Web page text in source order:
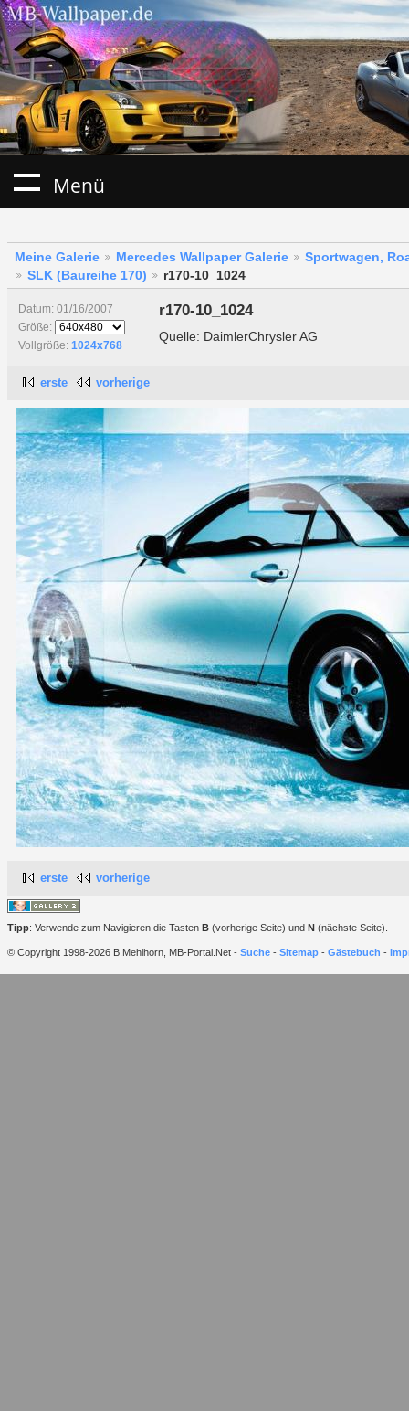
Menü
Meine Galerie Mercedes Wallpaper Galerie
Sportwagen,
SLK (Baureihe 170)
r170-10_1024
Datum: 01/16/2007
Größe:
Vollgröße: 1024x768
r170-10_1024
Quelle: DaimlerChrysler AG
erste vorherige
erste vorherige
Tipp: Verwende zum Navigieren die Tasten B (vorherige Seite) und N (nächste Seite).
© Copyright 1998-2026 B.Mehlhorn, MB-Portal.Net - Suche - Sitemap - Gästebuch -